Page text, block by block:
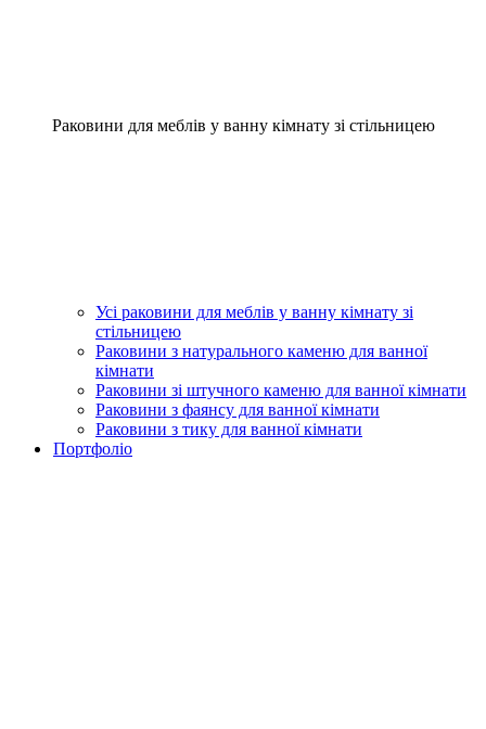
Раковини для меблів у ванну кімнату зі стільницею
Усі раковини для меблів у ванну кімнату зі
стільницею
Раковини з натурального каменю для ванної
кімнати
Раковини зі штучного каменю для ванної кімнати
Раковини з фаянсу для ванної кімнати
Раковини з тику для ванної кімнати
Портфоліо